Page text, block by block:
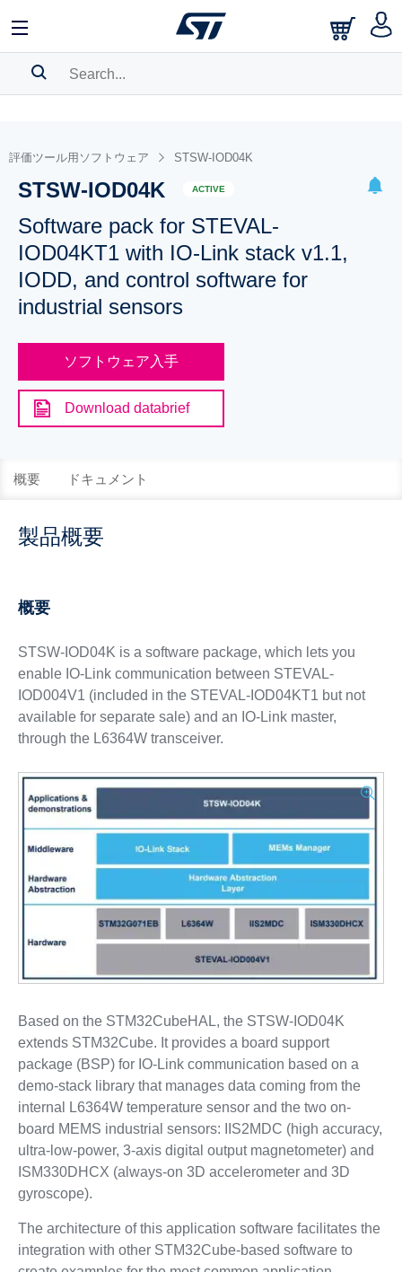
BOOKMARK
Pleaselog into show your saved searches.
評価ツール用ソフトウェア STSW-IOD04K
STSW-IOD04K ACTIVE
Software pack for STEVAL-
IOD04KT1 with IO-Link stack v1.1,
IODD, and control software for
industrial sensors
ソフトウェア入手
Download databrief
概要 ドキュメント
製品概要
概要
STSW-IOD04K is a software package, which lets you
enable IO-Link communication between STEVAL-
IOD004V1 (included in the STEVAL-IOD04KT1 but not
available for separate sale) and an IO-Link master,
through the L6364W transceiver.
Based on the STM32CubeHAL, the STSW-IOD04K
extends STM32Cube. It provides a board support
package (BSP) for IO-Link communication based on a
demo-stack library that manages data coming from the
internal L6364W temperature sensor and the two on-
board MEMS industrial sensors: IIS2MDC (high accuracy,
ultra-low-power, 3-axis digital output magnetometer) and
ISM330DHCX (always-on 3D accelerometer and 3D
gyroscope).
The architecture of this application software facilitates the
integration with other STM32Cube-based software to